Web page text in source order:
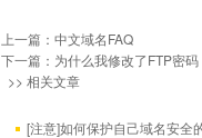
上一篇： 中文域名FAQ
下一篇： 为什么我修改了FTP密
>> 相关文章
[注意]如何保护自己域名安全